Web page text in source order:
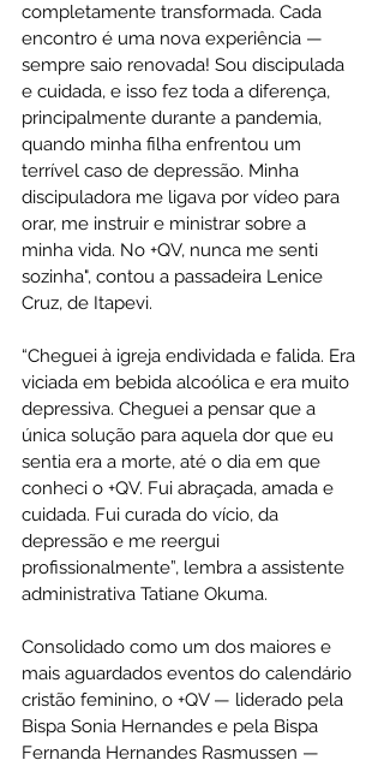
completamente transformada. Cada
encontro é uma nova experiência —
sempre saio renovada! Sou discipulada
e cuidada, e isso fez toda a diferença,
principalmente durante a pandemia,
quando minha filha enfrentou um
terrível caso de depressão. Minha
discipuladora me ligava por vídeo para
orar, me instruir e ministrar sobre a
minha vida. No +QV, nunca me senti
sozinha", contou a passadeira Lenice
Cruz, de Itapevi.
“Cheguei à igreja endividada e falida. Era
viciada em bebida alcoólica e era muito
depressiva. Cheguei a pensar que a
única solução para aquela dor que eu
sentia era a morte, até o dia em que
conheci o +QV. Fui abraçada, amada e
cuidada. Fui curada do vício, da
depressão e me reergui
profissionalmente”, lembra a assistente
administrativa Tatiane Okuma.
Consolidado como um dos maiores e
mais aguardados eventos do calendário
cristão feminino, o +QV — liderado pela
Bispa Sonia Hernandes e pela Bispa
Fernanda Hernandes Rasmussen —